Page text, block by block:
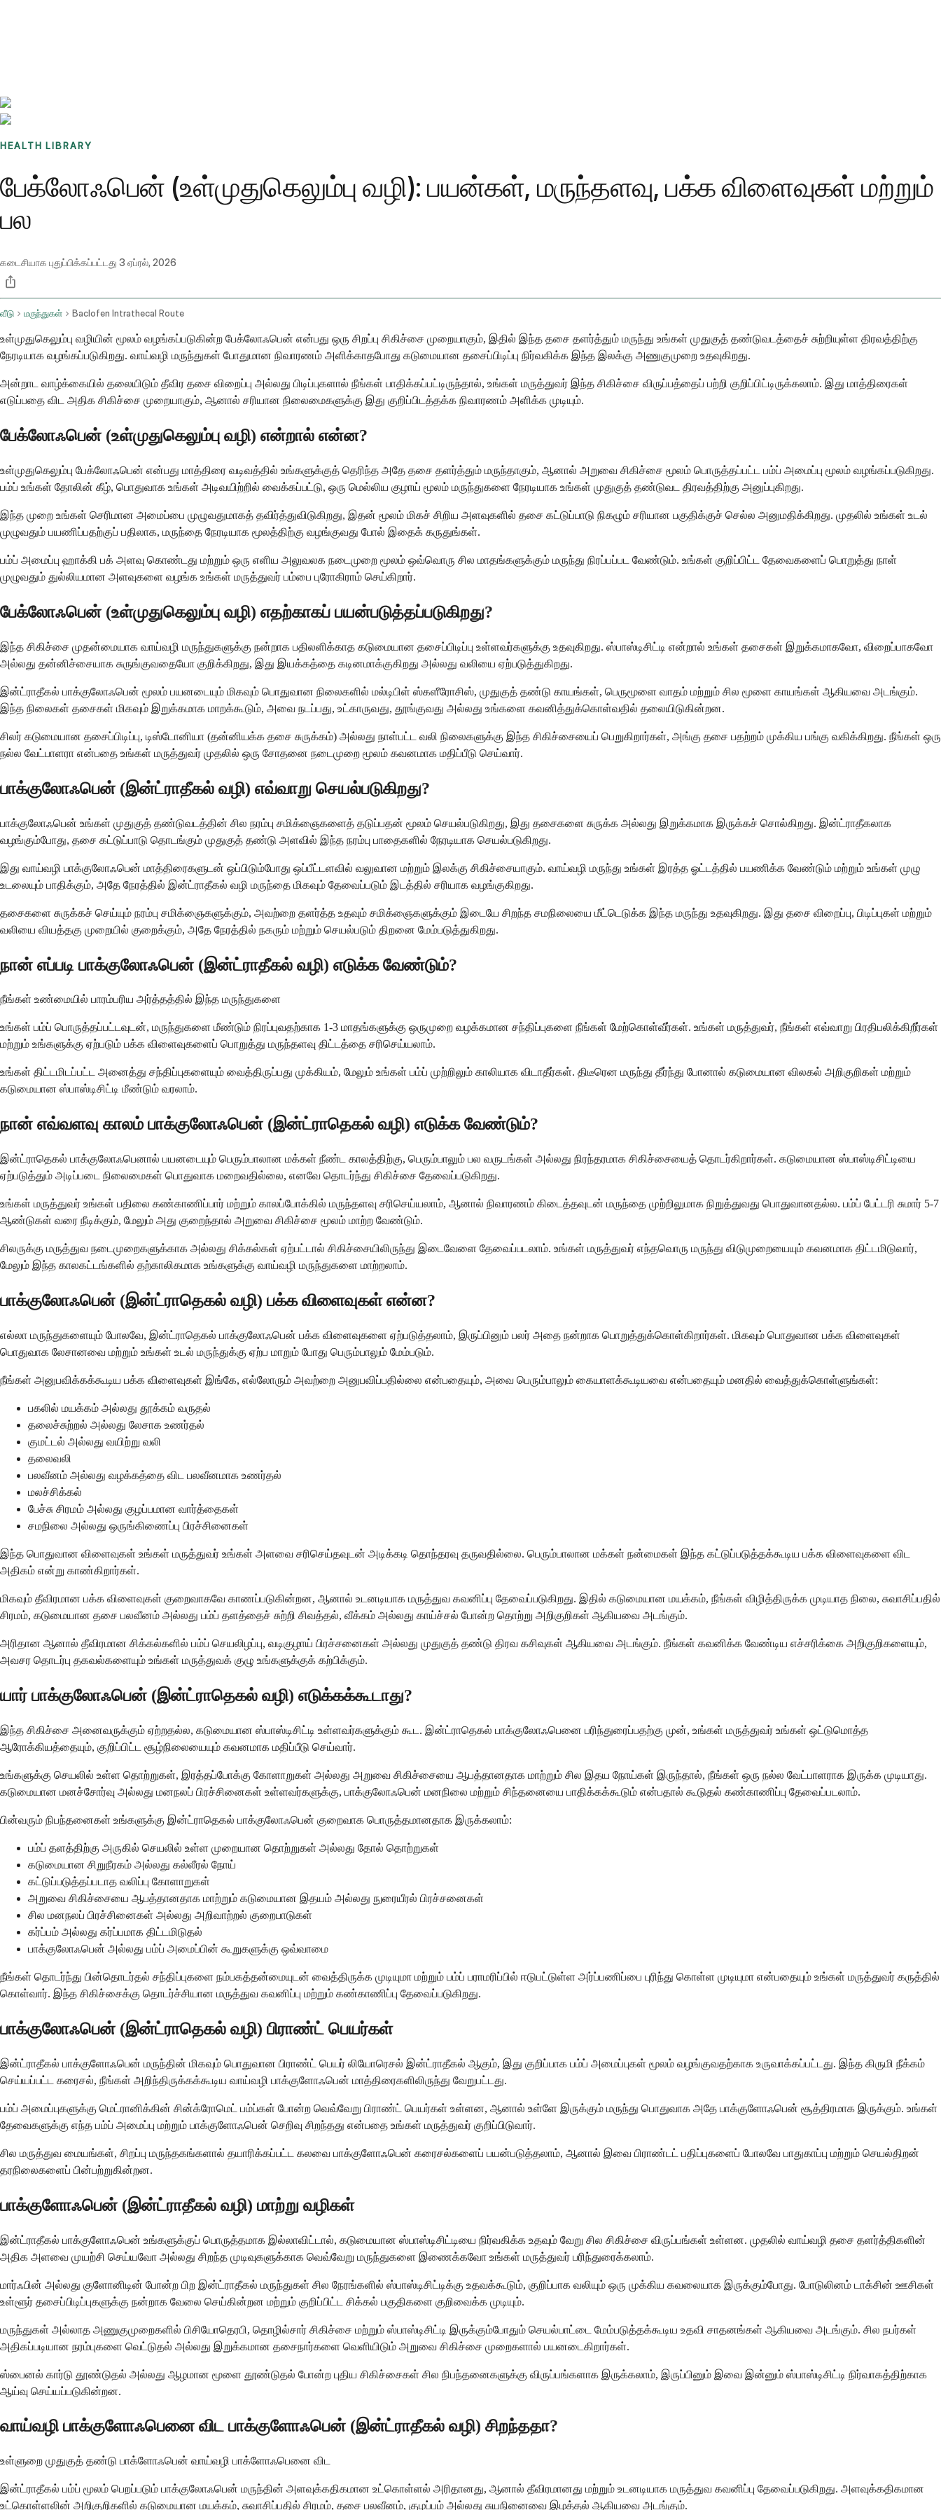
HEALTH LIBRARY
பேக்லோஃபென் (உள்முதுகெலும்பு வழி): பயன்கள், மருந்தளவு, பக்க விளைவுகள் மற்றும்
பல
கடைசியாக புதுப்பிக்கப்பட்டது 3 ஏப்ரல், 2026
வீடு மருந்துகள் Baclofen Intrathecal Route
உள்முதுகெலும்பு வழியின் மூலம் வழங்கப்படுகின்ற பேக்லோஃபென் என்பது ஒரு சிறப்பு சிகிச்சை முறையாகும், இதில் இந்த தசை தளர்த்தும் மருந்து உங்கள் முதுகுத் தண்டுவடத்தைச் சுற்றியுள்ள திரவத்திற்கு
நேரடியாக வழங்கப்படுகிறது. வாய்வழி மருந்துகள் போதுமான நிவாரணம் அளிக்காதபோது கடுமையான தசைப்பிடிப்பு நிர்வகிக்க இந்த இலக்கு அணுகுமுறை உதவுகிறது.
அன்றாட வாழ்க்கையில் தலையிடும் தீவிர தசை விறைப்பு அல்லது பிடிப்புகளால் நீங்கள் பாதிக்கப்பட்டிருந்தால், உங்கள் மருத்துவர் இந்த சிகிச்சை விருப்பத்தைப் பற்றி குறிப்பிட்டிருக்கலாம். இது மாத்திரைகள்
எடுப்பதை விட அதிக சிகிச்சை முறையாகும், ஆனால் சரியான நிலைமைகளுக்கு இது குறிப்பிடத்தக்க நிவாரணம் அளிக்க முடியும்.
பேக்லோஃபென் (உள்முதுகெலும்பு வழி) என்றால் என்ன?
உள்முதுகெலும்பு பேக்லோஃபென் என்பது மாத்திரை வடிவத்தில் உங்களுக்குத் தெரிந்த அதே தசை தளர்த்தும் மருந்தாகும், ஆனால் அறுவை சிகிச்சை மூலம் பொருத்தப்பட்ட பம்ப் அமைப்பு மூலம் வழங்கப்படுகிறது.
பம்ப் உங்கள் தோலின் கீழ், பொதுவாக உங்கள் அடிவயிற்றில் வைக்கப்பட்டு, ஒரு மெல்லிய குழாய் மூலம் மருந்துகளை நேரடியாக உங்கள் முதுகுத் தண்டுவட திரவத்திற்கு அனுப்புகிறது.
இந்த முறை உங்கள் செரிமான அமைப்பை முழுவதுமாகத் தவிர்த்துவிடுகிறது, இதன் மூலம் மிகச் சிறிய அளவுகளில் தசை கட்டுப்பாடு நிகழும் சரியான பகுதிக்குச் செல்ல அனுமதிக்கிறது. முதலில் உங்கள் உடல்
முழுவதும் பயணிப்பதற்குப் பதிலாக, மருந்தை நேரடியாக மூலத்திற்கு வழங்குவது போல் இதைக் கருதுங்கள்.
பம்ப் அமைப்பு ஹாக்கி பக் அளவு கொண்டது மற்றும் ஒரு எளிய அலுவலக நடைமுறை மூலம் ஒவ்வொரு சில மாதங்களுக்கும் மருந்து நிரப்பப்பட வேண்டும். உங்கள் குறிப்பிட்ட தேவைகளைப் பொறுத்து நாள்
முழுவதும் துல்லியமான அளவுகளை வழங்க உங்கள் மருத்துவர் பம்பை புரோகிராம் செய்கிறார்.
பேக்லோஃபென் (உள்முதுகெலும்பு வழி) எதற்காகப் பயன்படுத்தப்படுகிறது?
இந்த சிகிச்சை முதன்மையாக வாய்வழி மருந்துகளுக்கு நன்றாக பதிலளிக்காத கடுமையான தசைப்பிடிப்பு உள்ளவர்களுக்கு உதவுகிறது. ஸ்பாஸ்டிசிட்டி என்றால் உங்கள் தசைகள் இறுக்கமாகவோ, விறைப்பாகவோ
அல்லது தன்னிச்சையாக சுருங்குவதையோ குறிக்கிறது, இது இயக்கத்தை கடினமாக்குகிறது அல்லது வலியை ஏற்படுத்துகிறது.
இன்ட்ராதீகல் பாக்குலோஃபென் மூலம் பயனடையும் மிகவும் பொதுவான நிலைகளில் மல்டிபிள் ஸ்களீரோசிஸ், முதுகுத் தண்டு காயங்கள், பெருமூளை வாதம் மற்றும் சில மூளை காயங்கள் ஆகியவை அடங்கும்.
இந்த நிலைகள் தசைகள் மிகவும் இறுக்கமாக மாறக்கூடும், அவை நடப்பது, உட்காருவது, தூங்குவது அல்லது உங்களை கவனித்துக்கொள்வதில் தலையிடுகின்றன.
சிலர் கடுமையான தசைப்பிடிப்பு, டிஸ்டோனியா (தன்னியக்க தசை சுருக்கம்) அல்லது நாள்பட்ட வலி நிலைகளுக்கு இந்த சிகிச்சையைப் பெறுகிறார்கள், அங்கு தசை பதற்றம் முக்கிய பங்கு வகிக்கிறது. நீங்கள் ஒரு
நல்ல வேட்பாளரா என்பதை உங்கள் மருத்துவர் முதலில் ஒரு சோதனை நடைமுறை மூலம் கவனமாக மதிப்பீடு செய்வார்.
பாக்குலோஃபென் (இன்ட்ராதீகல் வழி) எவ்வாறு செயல்படுகிறது?
பாக்குலோஃபென் உங்கள் முதுகுத் தண்டுவடத்தின் சில நரம்பு சமிக்ஞைகளைத் தடுப்பதன் மூலம் செயல்படுகிறது, இது தசைகளை சுருக்க அல்லது இறுக்கமாக இருக்கச் சொல்கிறது. இன்ட்ராதீகலாக
வழங்கும்போது, ​​தசை கட்டுப்பாடு தொடங்கும் முதுகுத் தண்டு அளவில் இந்த நரம்பு பாதைகளில் நேரடியாக செயல்படுகிறது.
இது வாய்வழி பாக்குலோஃபென் மாத்திரைகளுடன் ஒப்பிடும்போது ஒப்பீட்டளவில் வலுவான மற்றும் இலக்கு சிகிச்சையாகும். வாய்வழி மருந்து உங்கள் இரத்த ஓட்டத்தில் பயணிக்க வேண்டும் மற்றும் உங்கள் முழு
உடலையும் பாதிக்கும், அதே நேரத்தில் இன்ட்ராதீகல் வழி மருந்தை மிகவும் தேவைப்படும் இடத்தில் சரியாக வழங்குகிறது.
தசைகளை சுருக்கச் செய்யும் நரம்பு சமிக்ஞைகளுக்கும், அவற்றை தளர்த்த உதவும் சமிக்ஞைகளுக்கும் இடையே சிறந்த சமநிலையை மீட்டெடுக்க இந்த மருந்து உதவுகிறது. இது தசை விறைப்பு, பிடிப்புகள் மற்றும்
வலியை வியத்தகு முறையில் குறைக்கும், அதே நேரத்தில் நகரும் மற்றும் செயல்படும் திறனை மேம்படுத்துகிறது.
நான் எப்படி பாக்குலோஃபென் (இன்ட்ராதீகல் வழி) எடுக்க வேண்டும்?
நீங்கள் உண்மையில் பாரம்பரிய அர்த்தத்தில் இந்த மருந்துகளை
உங்கள் பம்ப் பொருத்தப்பட்டவுடன், மருந்துகளை மீண்டும் நிரப்புவதற்காக 1-3 மாதங்களுக்கு ஒருமுறை வழக்கமான சந்திப்புகளை நீங்கள் மேற்கொள்வீர்கள். உங்கள் மருத்துவர், நீங்கள் எவ்வாறு பிரதிபலிக்கிறீர்கள்
மற்றும் உங்களுக்கு ஏற்படும் பக்க விளைவுகளைப் பொறுத்து மருந்தளவு திட்டத்தை சரிசெய்யலாம்.
உங்கள் திட்டமிடப்பட்ட அனைத்து சந்திப்புகளையும் வைத்திருப்பது முக்கியம், மேலும் உங்கள் பம்ப் முற்றிலும் காலியாக விடாதீர்கள். திடீரென மருந்து தீர்ந்து போனால் கடுமையான விலகல் அறிகுறிகள் மற்றும்
கடுமையான ஸ்பாஸ்டிசிட்டி மீண்டும் வரலாம்.
நான் எவ்வளவு காலம் பாக்குலோஃபென் (இன்ட்ராதெகல் வழி) எடுக்க வேண்டும்?
இன்ட்ராதெகல் பாக்குலோஃபெனால் பயனடையும் பெரும்பாலான மக்கள் நீண்ட காலத்திற்கு, பெரும்பாலும் பல வருடங்கள் அல்லது நிரந்தரமாக சிகிச்சையைத் தொடர்கிறார்கள். கடுமையான ஸ்பாஸ்டிசிட்டியை
ஏற்படுத்தும் அடிப்படை நிலைமைகள் பொதுவாக மறைவதில்லை, எனவே தொடர்ந்து சிகிச்சை தேவைப்படுகிறது.
உங்கள் மருத்துவர் உங்கள் பதிலை கண்காணிப்பார் மற்றும் காலப்போக்கில் மருந்தளவு சரிசெய்யலாம், ஆனால் நிவாரணம் கிடைத்தவுடன் மருந்தை முற்றிலுமாக நிறுத்துவது பொதுவானதல்ல. பம்ப் பேட்டரி சுமார் 5-7
ஆண்டுகள் வரை நீடிக்கும், மேலும் அது குறைந்தால் அறுவை சிகிச்சை மூலம் மாற்ற வேண்டும்.
சிலருக்கு மருத்துவ நடைமுறைகளுக்காக அல்லது சிக்கல்கள் ஏற்பட்டால் சிகிச்சையிலிருந்து இடைவேளை தேவைப்படலாம். உங்கள் மருத்துவர் எந்தவொரு மருந்து விடுமுறையையும் கவனமாக திட்டமிடுவார்,
மேலும் இந்த காலகட்டங்களில் தற்காலிகமாக உங்களுக்கு வாய்வழி மருந்துகளை மாற்றலாம்.
பாக்குலோஃபென் (இன்ட்ராதெகல் வழி) பக்க விளைவுகள் என்ன?
எல்லா மருந்துகளையும் போலவே, இன்ட்ராதெகல் பாக்குலோஃபென் பக்க விளைவுகளை ஏற்படுத்தலாம், இருப்பினும் பலர் அதை நன்றாக பொறுத்துக்கொள்கிறார்கள். மிகவும் பொதுவான பக்க விளைவுகள்
பொதுவாக லேசானவை மற்றும் உங்கள் உடல் மருந்துக்கு ஏற்ப மாறும் போது பெரும்பாலும் மேம்படும்.
நீங்கள் அனுபவிக்கக்கூடிய பக்க விளைவுகள் இங்கே, எல்லோரும் அவற்றை அனுபவிப்பதில்லை என்பதையும், அவை பெரும்பாலும் கையாளக்கூடியவை என்பதையும் மனதில் வைத்துக்கொள்ளுங்கள்:
பகலில் மயக்கம் அல்லது தூக்கம் வருதல்
தலைச்சுற்றல் அல்லது லேசாக உணர்தல்
குமட்டல் அல்லது வயிற்று வலி
தலைவலி
பலவீனம் அல்லது வழக்கத்தை விட பலவீனமாக உணர்தல்
மலச்சிக்கல்
பேச்சு சிரமம் அல்லது குழப்பமான வார்த்தைகள்
சமநிலை அல்லது ஒருங்கிணைப்பு பிரச்சினைகள்
இந்த பொதுவான விளைவுகள் உங்கள் மருத்துவர் உங்கள் அளவை சரிசெய்தவுடன் அடிக்கடி தொந்தரவு தருவதில்லை. பெரும்பாலான மக்கள் நன்மைகள் இந்த கட்டுப்படுத்தக்கூடிய பக்க விளைவுகளை விட
அதிகம் என்று காண்கிறார்கள்.
மிகவும் தீவிரமான பக்க விளைவுகள் குறைவாகவே காணப்படுகின்றன, ஆனால் உடனடியாக மருத்துவ கவனிப்பு தேவைப்படுகிறது. இதில் கடுமையான மயக்கம், நீங்கள் விழித்திருக்க முடியாத நிலை, சுவாசிப்பதில்
சிரமம், கடுமையான தசை பலவீனம் அல்லது பம்ப் தளத்தைச் சுற்றி சிவத்தல், வீக்கம் அல்லது காய்ச்சல் போன்ற தொற்று அறிகுறிகள் ஆகியவை அடங்கும்.
அரிதான ஆனால் தீவிரமான சிக்கல்களில் பம்ப் செயலிழப்பு, வடிகுழாய் பிரச்சனைகள் அல்லது முதுகுத் தண்டு திரவ கசிவுகள் ஆகியவை அடங்கும். நீங்கள் கவனிக்க வேண்டிய எச்சரிக்கை அறிகுறிகளையும்,
அவசர தொடர்பு தகவல்களையும் உங்கள் மருத்துவக் குழு உங்களுக்குக் கற்பிக்கும்.
யார் பாக்குலோஃபென் (இன்ட்ராதெகல் வழி) எடுக்கக்கூடாது?
இந்த சிகிச்சை அனைவருக்கும் ஏற்றதல்ல, கடுமையான ஸ்பாஸ்டிசிட்டி உள்ளவர்களுக்கும் கூட. இன்ட்ராதெகல் பாக்குலோஃபெனை பரிந்துரைப்பதற்கு முன், உங்கள் மருத்துவர் உங்கள் ஒட்டுமொத்த
ஆரோக்கியத்தையும், குறிப்பிட்ட சூழ்நிலையையும் கவனமாக மதிப்பீடு செய்வார்.
உங்களுக்கு செயலில் உள்ள தொற்றுகள், இரத்தப்போக்கு கோளாறுகள் அல்லது அறுவை சிகிச்சையை ஆபத்தானதாக மாற்றும் சில இதய நோய்கள் இருந்தால், நீங்கள் ஒரு நல்ல வேட்பாளராக இருக்க முடியாது.
கடுமையான மனச்சோர்வு அல்லது மனநலப் பிரச்சினைகள் உள்ளவர்களுக்கு, பாக்குலோஃபென் மனநிலை மற்றும் சிந்தனையை பாதிக்கக்கூடும் என்பதால் கூடுதல் கண்காணிப்பு தேவைப்படலாம்.
பின்வரும் நிபந்தனைகள் உங்களுக்கு இன்ட்ராதெகல் பாக்குலோஃபென் குறைவாக பொருத்தமானதாக இருக்கலாம்:
பம்ப் தளத்திற்கு அருகில் செயலில் உள்ள முறையான தொற்றுகள் அல்லது தோல் தொற்றுகள்
கடுமையான சிறுநீரகம் அல்லது கல்லீரல் நோய்
கட்டுப்படுத்தப்படாத வலிப்பு கோளாறுகள்
அறுவை சிகிச்சையை ஆபத்தானதாக மாற்றும் கடுமையான இதயம் அல்லது நுரையீரல் பிரச்சனைகள்
சில மனநலப் பிரச்சினைகள் அல்லது அறிவாற்றல் குறைபாடுகள்
கர்ப்பம் அல்லது கர்ப்பமாக திட்டமிடுதல்
பாக்குலோஃபென் அல்லது பம்ப் அமைப்பின் கூறுகளுக்கு ஒவ்வாமை
நீங்கள் தொடர்ந்து பின்தொடர்தல் சந்திப்புகளை நம்பகத்தன்மையுடன் வைத்திருக்க முடியுமா மற்றும் பம்ப் பராமரிப்பில் ஈடுபட்டுள்ள அர்ப்பணிப்பை புரிந்து கொள்ள முடியுமா என்பதையும் உங்கள் மருத்துவர் கருத்தில்
கொள்வார். இந்த சிகிச்சைக்கு தொடர்ச்சியான மருத்துவ கவனிப்பு மற்றும் கண்காணிப்பு தேவைப்படுகிறது.
பாக்குலோஃபென் (இன்ட்ராதெகல் வழி) பிராண்ட் பெயர்கள்
இன்ட்ராதீகல் பாக்குளோஃபென் மருந்தின் மிகவும் பொதுவான பிராண்ட் பெயர் லியோரெசல் இன்ட்ராதீகல் ஆகும், இது குறிப்பாக பம்ப் அமைப்புகள் மூலம் வழங்குவதற்காக உருவாக்கப்பட்டது. இந்த கிருமி நீக்கம்
செய்யப்பட்ட கரைசல், நீங்கள் அறிந்திருக்கக்கூடிய வாய்வழி பாக்குளோஃபென் மாத்திரைகளிலிருந்து வேறுபட்டது.
பம்ப் அமைப்புகளுக்கு மெட்ரானிக்கின் சின்க்ரோமெட் பம்ப்கள் போன்ற வெவ்வேறு பிராண்ட் பெயர்கள் உள்ளன, ஆனால் உள்ளே இருக்கும் மருந்து பொதுவாக அதே பாக்குளோஃபென் சூத்திரமாக இருக்கும். உங்கள்
தேவைகளுக்கு எந்த பம்ப் அமைப்பு மற்றும் பாக்குளோஃபென் செறிவு சிறந்தது என்பதை உங்கள் மருத்துவர் குறிப்பிடுவார்.
சில மருத்துவ மையங்கள், சிறப்பு மருந்தகங்களால் தயாரிக்கப்பட்ட கலவை பாக்குளோஃபென் கரைசல்களைப் பயன்படுத்தலாம், ஆனால் இவை பிராண்டட் பதிப்புகளைப் போலவே பாதுகாப்பு மற்றும் செயல்திறன்
தரநிலைகளைப் பின்பற்றுகின்றன.
பாக்குளோஃபென் (இன்ட்ராதீகல் வழி) மாற்று வழிகள்
இன்ட்ராதீகல் பாக்குளோஃபென் உங்களுக்குப் பொருத்தமாக இல்லாவிட்டால், கடுமையான ஸ்பாஸ்டிசிட்டியை நிர்வகிக்க உதவும் வேறு சில சிகிச்சை விருப்பங்கள் உள்ளன. முதலில் வாய்வழி தசை தளர்த்திகளின்
அதிக அளவை முயற்சி செய்யவோ அல்லது சிறந்த முடிவுகளுக்காக வெவ்வேறு மருந்துகளை இணைக்கவோ உங்கள் மருத்துவர் பரிந்துரைக்கலாம்.
மார்ஃபின் அல்லது குளோனிடின் போன்ற பிற இன்ட்ராதீகல் மருந்துகள் சில நேரங்களில் ஸ்பாஸ்டிசிட்டிக்கு உதவக்கூடும், குறிப்பாக வலியும் ஒரு முக்கிய கவலையாக இருக்கும்போது. போடுலினம் டாக்சின் ஊசிகள்
உள்ளூர் தசைப்பிடிப்புகளுக்கு நன்றாக வேலை செய்கின்றன மற்றும் குறிப்பிட்ட சிக்கல் பகுதிகளை குறிவைக்க முடியும்.
மருந்துகள் அல்லாத அணுகுமுறைகளில் பிசியோதெரபி, தொழில்சார் சிகிச்சை மற்றும் ஸ்பாஸ்டிசிட்டி இருக்கும்போதும் செயல்பாட்டை மேம்படுத்தக்கூடிய உதவி சாதனங்கள் ஆகியவை அடங்கும். சில நபர்கள்
அதிகப்படியான நரம்புகளை வெட்டுதல் அல்லது இறுக்கமான தசைநார்களை வெளியிடும் அறுவை சிகிச்சை முறைகளால் பயனடைகிறார்கள்.
ஸ்பைனல் கார்டு தூண்டுதல் அல்லது ஆழமான மூளை தூண்டுதல் போன்ற புதிய சிகிச்சைகள் சில நிபந்தனைகளுக்கு விருப்பங்களாக இருக்கலாம், இருப்பினும் இவை இன்னும் ஸ்பாஸ்டிசிட்டி நிர்வாகத்திற்காக
ஆய்வு செய்யப்படுகின்றன.
வாய்வழி பாக்குளோஃபெனை விட பாக்குளோஃபென் (இன்ட்ராதீகல் வழி) சிறந்ததா?
உள்ளுறை முதுகுத் தண்டு பாக்ளோஃபென் வாய்வழி பாக்ளோஃபெனை விட
இன்ட்ராதீகல் பம்ப் மூலம் பெறப்படும் பாக்குலோஃபென் மருந்தின் அளவுக்கதிகமான உட்கொள்ளல் அரிதானது, ஆனால் தீவிரமானது மற்றும் உடனடியாக மருத்துவ கவனிப்பு தேவைப்படுகிறது. அளவுக்கதிகமான
உட்கொள்ளலின் அறிகுறிகளில் கடுமையான மயக்கம், சுவாசிப்பதில் சிரமம், தசை பலவீனம், குழப்பம் அல்லது சுயநினைவை இழத்தல் ஆகியவை அடங்கும்.